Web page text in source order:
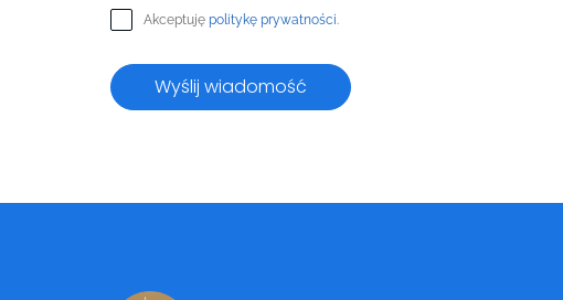
Akceptuję politykę prywatności.
Wyślij wiadomość